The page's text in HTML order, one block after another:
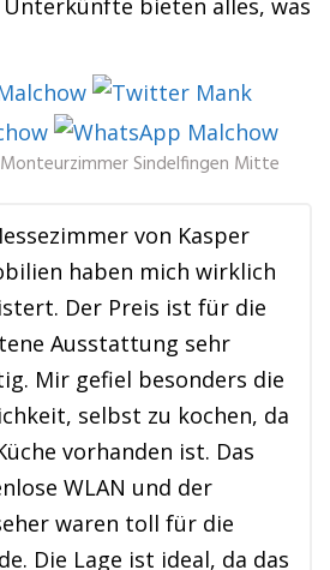
bieten alles, was
Monteurzimmer Sindelfingen Mitte
von Kasper
haben mich wirklich
Der Preis ist für die
Ausstattung sehr
Mir gefiel besonders die
selbst zu kochen, da
vorhanden ist. Das
WLAN und der
waren toll für die
Die Lage ist ideal, da das